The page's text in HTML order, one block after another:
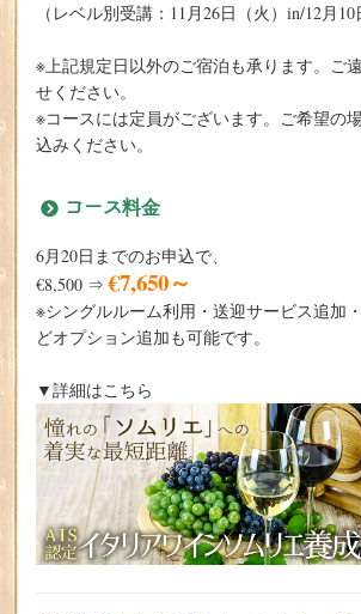
（レベル別受講：11月26日（火）in/12月10
※上記規定日以外のご宿泊も承ります。ご
せください。
※コースには定員がございます。ご希望の
込みください。
コース料金
6月20日までのお申込で、
€8,500 ⇒€7,650～
※シングルルーム利用・送迎サービス追加
どオプション追加も可能です。
▼詳細はこちら